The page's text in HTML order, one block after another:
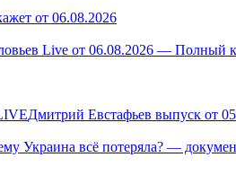
от 06.08.2026
Live от 06.08.2026 — Полный
Дмитрий Евстафьев выпуск от
Украина всё потеряла? —